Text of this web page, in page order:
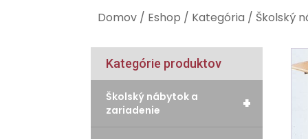
Domov / Eshop / Kategória / Školský
Kategórie produktov
+
Školský nábytok a
zariadenie